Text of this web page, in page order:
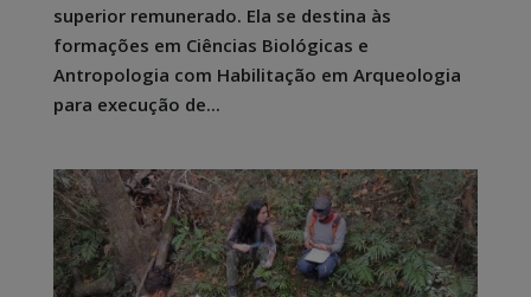
superior remunerado. Ela se destina às
formações em Ciências Biológicas e
Antropologia com Habilitação em Arqueologia
para execução de...